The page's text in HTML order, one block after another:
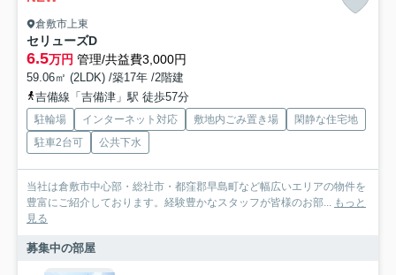
倉敷市上東
セリューズD
6.5万円 管理/共益費3,000円
59.06㎡ (2LDK) /築17年 /2階建
吉備線「吉備津」駅 徒歩57分
駐輪場 インターネット対応 敷地内ごみ置き場
閑静な住宅地
駐車2台可
公共下水
当社は倉敷市中心部・総社市・都窪郡早島町など幅広いエリアの物件を
豊富にご紹介しております。経験豊かなスタッフが皆様のお部... もっと
見る
募集中の部屋